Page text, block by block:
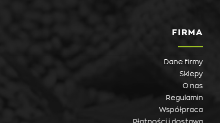
FIRMA
Dane firmy
Sklepy
O nas
Regulamin
Współpraca